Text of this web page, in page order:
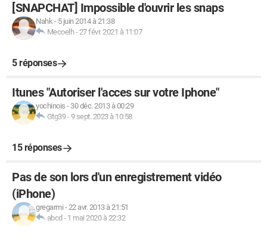
[SNAPCHAT] Impossible d'ouvrir les snaps
Nahk- 5 juin 2014 à 21:38
Mecoelh-27 févr. 2021 à 11:07
5 réponses
Itunes "Autoriser l'acces sur votre Iphone"
yochinois - 30 déc. 2013 à 00:29
Gtg39-9 sept. 2023 à 10:58
15 réponses
Pas de son lors d'un enregistrement vidéo
(iPhone)
gregarmi -22 avr. 2013 à 21:51
abcd - 1 mai 2020 à 22:32